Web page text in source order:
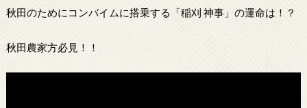
秋田のためにコンバイムに搭乗する「稲刈 神事」の運命は！？
秋田農家方必見！！